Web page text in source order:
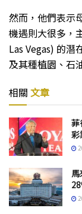
然而，他們表示
機遇則大很多，
Las Vegas) 的
及其種植園、石
相關 文章
菲
彩
馬